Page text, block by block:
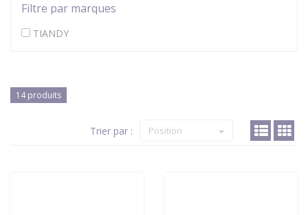
Filtre par marques
TIANDY
14 produits
Trier par : Position